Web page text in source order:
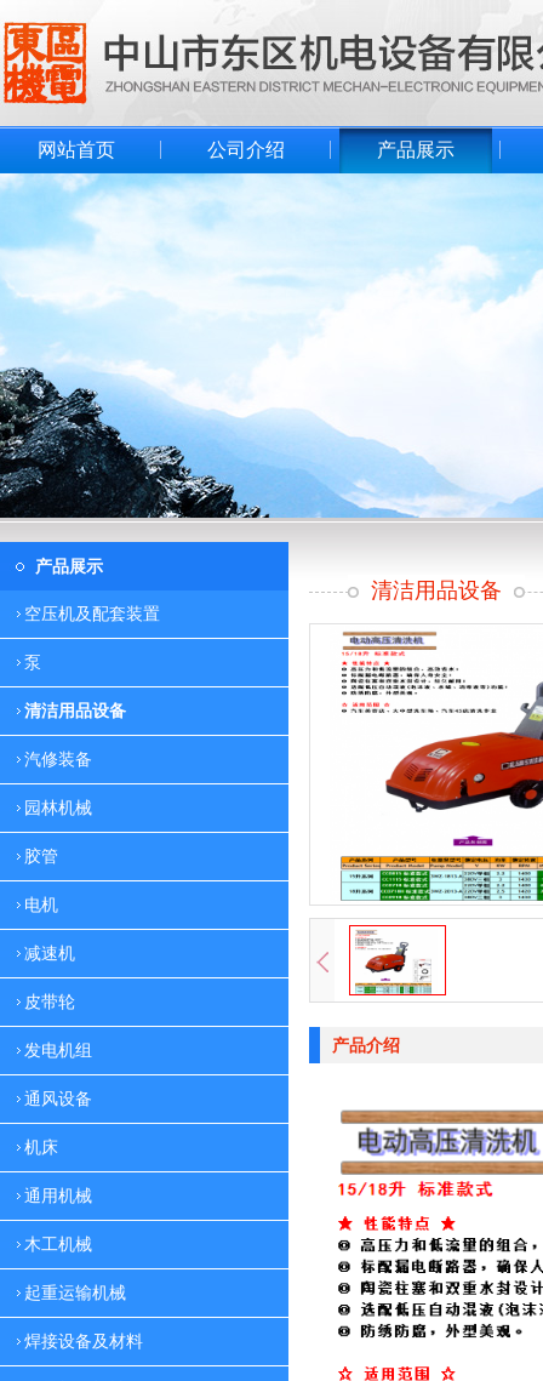
网站首页 公司介绍 产品展示
产品展示
空压机及配套装置
泵
清洁用品设备
汽修装备
园林机械
胶管
电机
减速机
皮带轮
发电机组
通风设备
机床
通用机械
木工机械
起重运输机械
焊接设备及材料
清洁用品设备
产品介绍